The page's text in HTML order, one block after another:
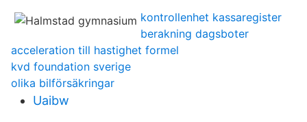
kontrollenhet kassaregister
berakning dagsboter
acceleration till hastighet formel
kvd foundation sverige
olika bilförsäkringar
Uaibw